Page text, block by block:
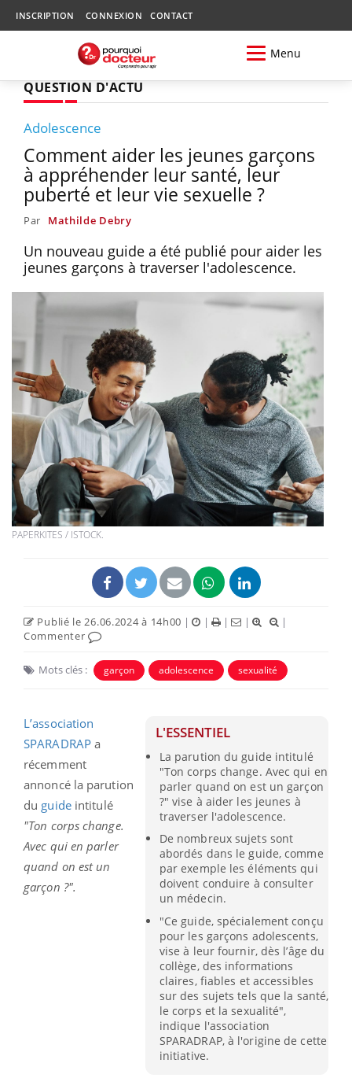
INSCRIPTION CONNEXION CONTACT
Menu
QUESTION D'ACTU
Adolescence
Comment aider les jeunes garçons
à appréhender leur santé, leur
puberté et leur vie sexuelle ?
Par Mathilde Debry
Un nouveau guide a été publié pour aider les
jeunes garçons à traverser l'adolescence.
PAPERKITES / ISTOCK.
Publié le 26.06.2024 à 14h00 | | | |
|
Commenter
Mots clés : garçon adolescence sexualité
L'ESSENTIEL
La parution du guide intitulé
"Ton corps change. Avec qui en
parler quand on est un garçon
?" vise à aider les jeunes à
traverser l'adolescence.
De nombreux sujets sont
abordés dans le guide, comme
par exemple les éléments qui
doivent conduire à consulter
un médecin.
"Ce guide, spécialement conçu
pour les garçons adolescents,
vise à leur fournir, dès l’âge du
collège, des informations
claires, fiables et accessibles
sur des sujets tels que la santé,
le corps et la sexualité",
indique l'association
SPARADRAP, à l'origine de cette
initiative.
L’association
SPARADRAPa
récemment
annoncé la parution
du guideintitulé
"Ton corps change.
Avec qui en parler
quand on est un
garçon ?".